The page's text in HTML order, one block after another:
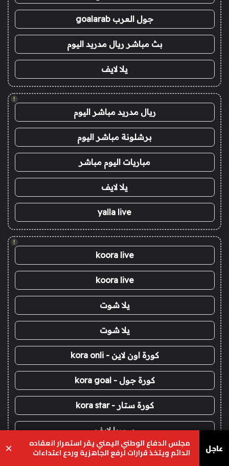
جول العرب goalarab
بث مباشر ريال مدريد اليوم
يلا لايف
!
ريال مدريد مباشر اليوم
برشلونة مباشر اليوم
مباريات اليوم مباشر
يلا لايف
yalla live
!
koora live
koora live
يلا شوت
يلا شوت
كورة اون لاين - kora onli
كورة جول - kora goal
كورة ستار - kora star
سوريا لايف
يلا لايف - yalla live عاجل مجلس الدفاع الوطني اليمني يقر استمرار انعقاده
الدائم ويتخذ قرارات لرفع الجاهزية وردع اعتداءات
المليشيات الحوثية
×